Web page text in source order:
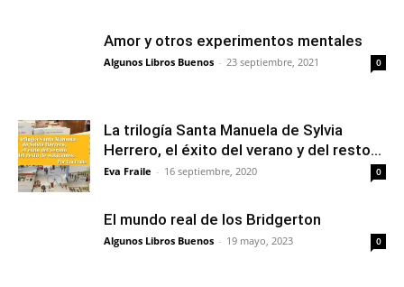
Amor y otros experimentos mentales
Algunos Libros Buenos - 23 septiembre, 2021 0
La trilogía Santa Manuela de Sylvia
Herrero, el éxito del verano y del resto...
Eva Fraile - 16 septiembre, 2020 0
El mundo real de los Bridgerton
Algunos Libros Buenos - 19 mayo, 2023 0